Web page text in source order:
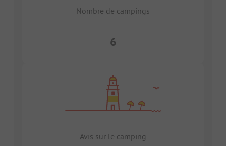
Nombre de campings
6
Avis sur le camping